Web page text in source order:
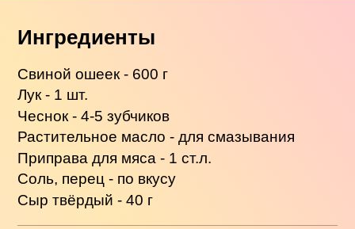
Ингредиенты
Свиной ошеек - 600 г
Лук - 1 шт.
Чеснок - 4-5 зубчиков
Растительное масло - для смазывания
Приправа для мяса - 1 ст.л.
Соль, перец - по вкусу
Сыр твёрдый - 40 г